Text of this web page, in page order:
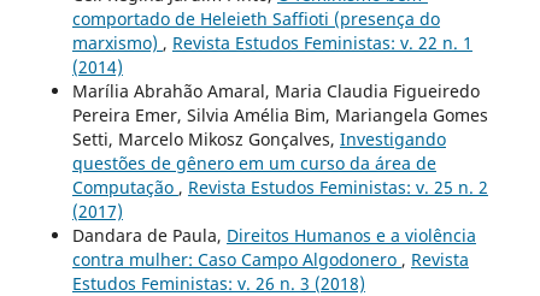
comportado de Heleieth Saffioti (presença do
marxismo) , Revista Estudos Feministas: v. 22 n. 1
(2014)
Marília Abrahão Amaral, Maria Claudia Figueiredo
Pereira Emer, Silvia Amélia Bim, Mariangela Gomes
Setti, Marcelo Mikosz Gonçalves, Investigando
questões de gênero em um curso da área de
Computação , Revista Estudos Feministas: v. 25 n. 2
(2017)
Dandara de Paula, Direitos Humanos e a violência
contra mulher: Caso Campo Algodonero , Revista
Estudos Feministas: v. 26 n. 3 (2018)